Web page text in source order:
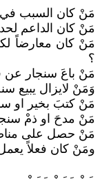
مَنْ كان السبب في
مَنْ كان الداعم
مَنْ كان معارضاً
؟
مَنْ باعَ سنجار عن
وَمَنْ لايزال يبيع
مَنْ كتبَ بخير او
مَنْ مدحَ او ذمْ
مَنْ حصل على
ومَنْ كان فعلاً